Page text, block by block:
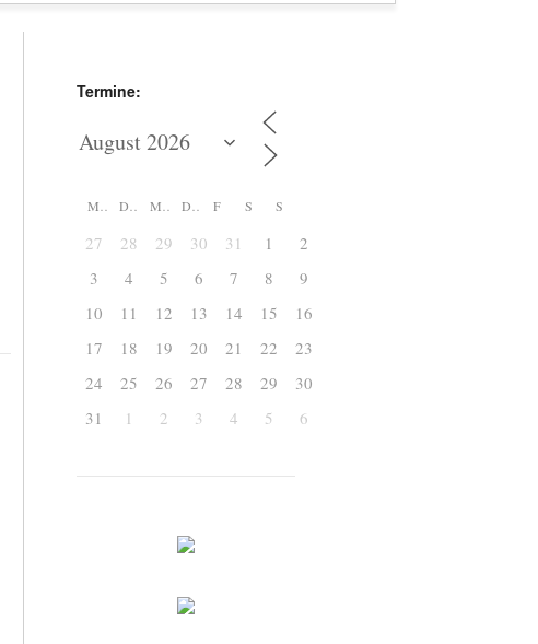
Termine:
F S S
27 28 29 30 31 1
2
3
4 5 6 7 8
9
10
11 12 13 14 15
16
17
18 19 20 21 22
23
24
25 26 27 28 29
30
31
1 2 3 4 5 6